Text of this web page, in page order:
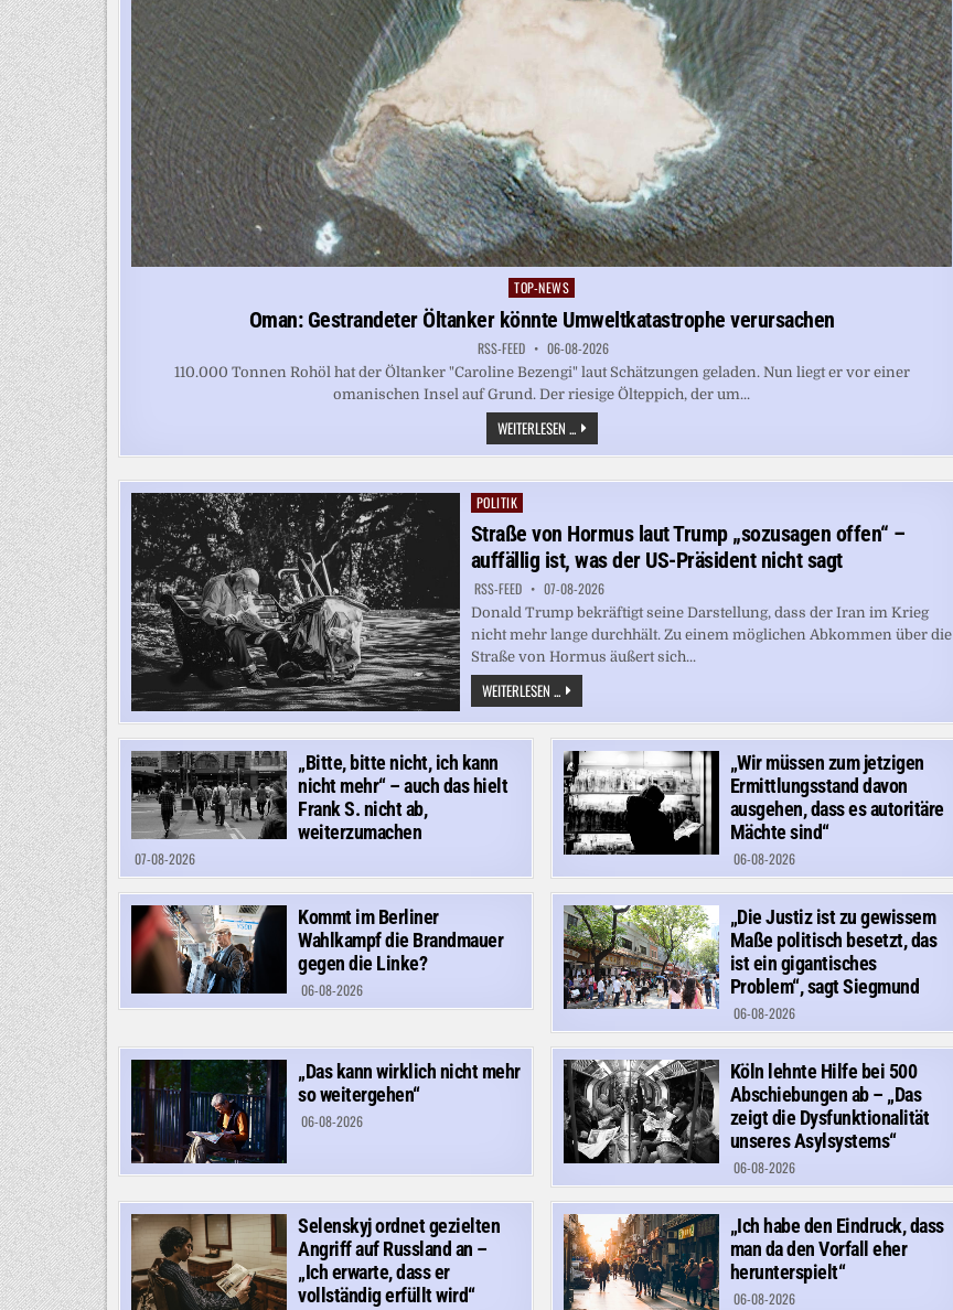
Posted
in
TOP-NEWS
Oman: Gestrandeter Öltanker könnte Umweltkatastrophe verursachen
RSS-FEED 06-08-2026
110.000 Tonnen Rohöl hat der Öltanker "Caroline Bezengi" laut Schätzungen geladen. Nun liegt er vor einer
omanischen Insel auf Grund. Der riesige Ölteppich, der um...
WEITERLESEN ... OMAN:
GESTRANDETER
ÖLTANKER
UMWELTKATASTROPHE
Posted
in
POLITIK
Straße von Hormus laut Trump „sozusagen offen“ –
auffällig ist, was der US-Präsident nicht sagt
RSS-FEED 07-08-2026
Donald Trump bekräftigt seine Darstellung, dass der Iran im Krieg
nicht mehr lange durchhält. Zu einem möglichen Abkommen über die
Straße von Hormus äußert sich...
WEITERLESEN ... STRASSE V
ON H
ORMUS L
RUMP „
SOZUSAGEN O
FFEN“ –
A
UFFÄLLIG I
ST, W
AS D
ER U
S-P
RÄSIDENT N
ICHT S
AGT
„Bitte, bitte nicht, ich kann
nicht mehr“ – auch das hielt
Frank S. nicht ab,
weiterzumachen
07-08-2026
„Wir müssen zum jetzigen
Ermittlungsstand davon
ausgehen, dass es autoritäre
Mächte sind“
06-08-2026
Kommt im Berliner
Wahlkampf die Brandmauer
gegen die Linke?
06-08-2026
„Die Justiz ist zu gewissem
Maße politisch besetzt, das
ist ein gigantisches
Problem“, sagt Siegmund
06-08-2026
„Das kann wirklich nicht mehr
so weitergehen“
06-08-2026
Köln lehnte Hilfe bei 500
Abschiebungen ab – „Das
zeigt die Dysfunktionalität
unseres Asylsystems“
06-08-2026
Selenskyj ordnet gezielten
Angriff auf Russland an –
„Ich erwarte, dass er
vollständig erfüllt wird“
„Ich habe den Eindruck, dass
man da den Vorfall eher
herunterspielt“
06-08-2026